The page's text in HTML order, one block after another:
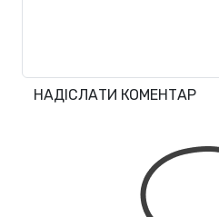
НАДІСЛАТИ КОМЕНТАР